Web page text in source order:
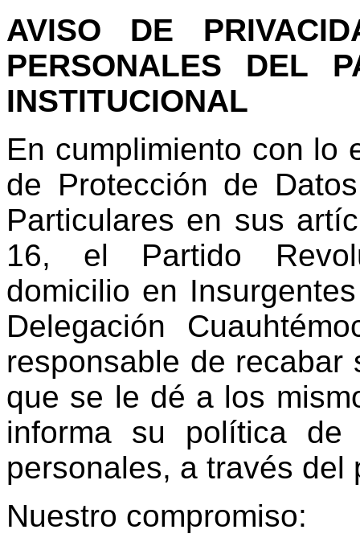
AVISO DE
PERSONALES DEL
INSTITUCIONAL
En cumplimiento con lo
de Protección de
Particulares en sus
16, el Partido
domicilio en
Delegación
responsable de
que se le dé a los
informa su política
personales, a través del
Nuestro compromiso: